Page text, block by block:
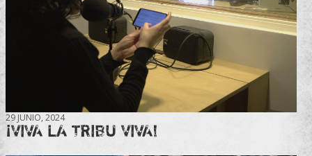
29 JUNIO, 2024
¡VIVA LA TRIBU VIVA!